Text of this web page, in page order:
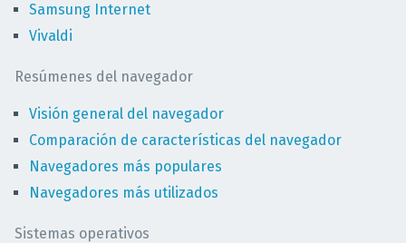
Samsung Internet
Vivaldi
Resúmenes del navegador
Visión general del navegador
Comparación de características del navegador
Navegadores más populares
Navegadores más utilizados
Sistemas operativos